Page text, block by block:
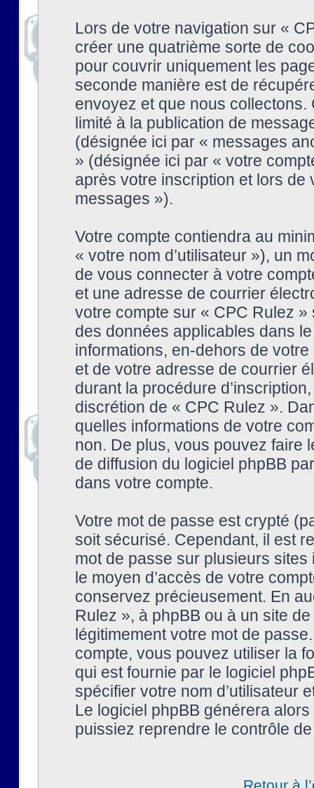
Lors de votre navigation sur «
créer une quatrième sorte de
pour couvrir uniquement les
seconde manière est de
envoyez et que nous collectons.
limité à la publication de
(désignée ici par « messages
» (désignée ici par « votre
après votre inscription et lors
messages »).
Votre compte contiendra au
« votre nom d’utilisateur »), un
de vous connecter à votre
et une adresse de courrier
votre compte sur « CPC Rulez
des données applicables dans
informations, en-dehors de
et de votre adresse de courrier
durant la procédure
discrétion de « CPC Rulez ».
quelles informations de votre
non. De plus, vous pouvez faire
de diffusion du logiciel phpBB
dans votre compte.
Votre mot de passe est crypté
soit sécurisé. Cependant, il est
mot de passe sur plusieurs
le moyen d’accès de votre
conservez précieusement. En
Rulez », à phpBB ou à un site
légitimement votre mot de
compte, vous pouvez utiliser la
qui est fournie par le logiciel
spécifier votre nom d’utilisateur
Le logiciel phpBB générera
puissiez reprendre le contrôle